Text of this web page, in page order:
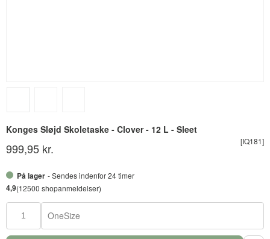
Konges Sløjd Skoletaske - Clover - 12 L - Sleet
[IQ181]
999,95 kr.
På lager - Sendes indenfor 24 timer
4,9(12500 shopanmeldelser)
OneSize